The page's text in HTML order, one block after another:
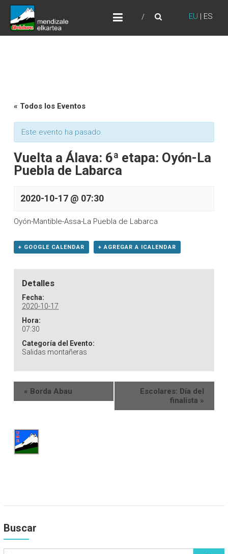
Skip
content
EU | ES
URDABURU
Grupo de Montaña
« Todos los Eventos
Este evento ha pasado.
Vuelta a Álava: 6ª etapa: Oyón-La
Puebla de Labarca
2020-10-17 @ 07:30
Oyón-Mantible-Assa-La Puebla de Labarca
+ GOOGLE CALENDAR + AGREGAR A ICALENDAR
Detalles
Fecha:
2020-10-17
Hora:
07:30
Categoría del Evento:
Salidas montañeras
« Borda Abau
Escolares: Día del
finalista »
Buscar